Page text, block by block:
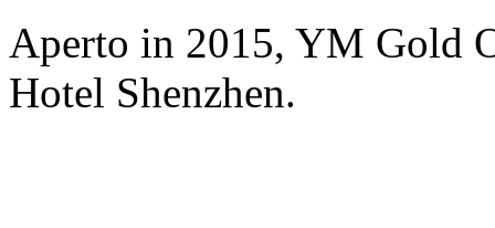
Aperto in 2015, YM Gold
Hotel Shenzhen.